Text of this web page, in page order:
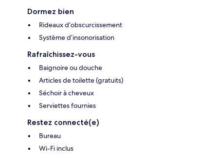
Dormez bien
Rideaux d’obscurcissement
Système d’insonorisation
Rafraîchissez-vous
Baignoire ou douche
Articles de toilette (gratuits)
Séchoir à cheveux
Serviettes fournies
Restez connecté(e)
Bureau
Wi-Fi inclus